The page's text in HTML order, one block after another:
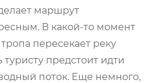
маршрут
В какой-то момент
пересекает реку
предстоит идти
поток. Еще немного,